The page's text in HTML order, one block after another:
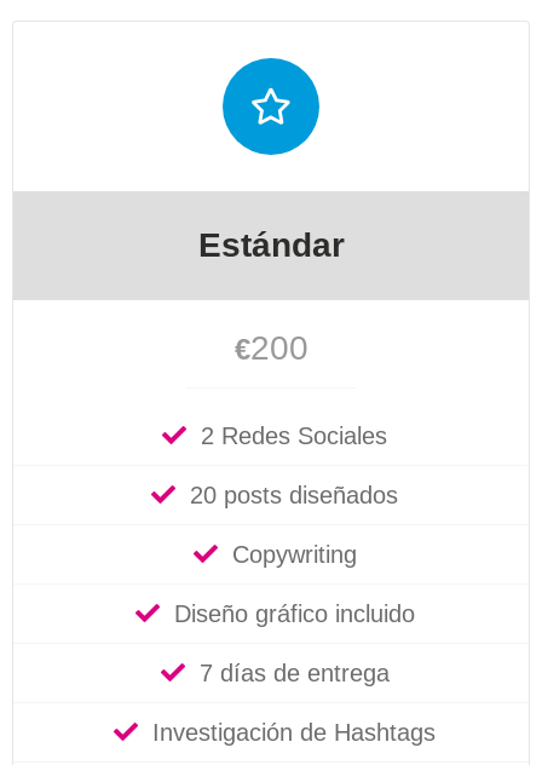
Estándar
€200
2 Redes Sociales
20 posts diseñados
Copywriting
Diseño gráfico incluido
7 días de entrega
Investigación de Hashtags